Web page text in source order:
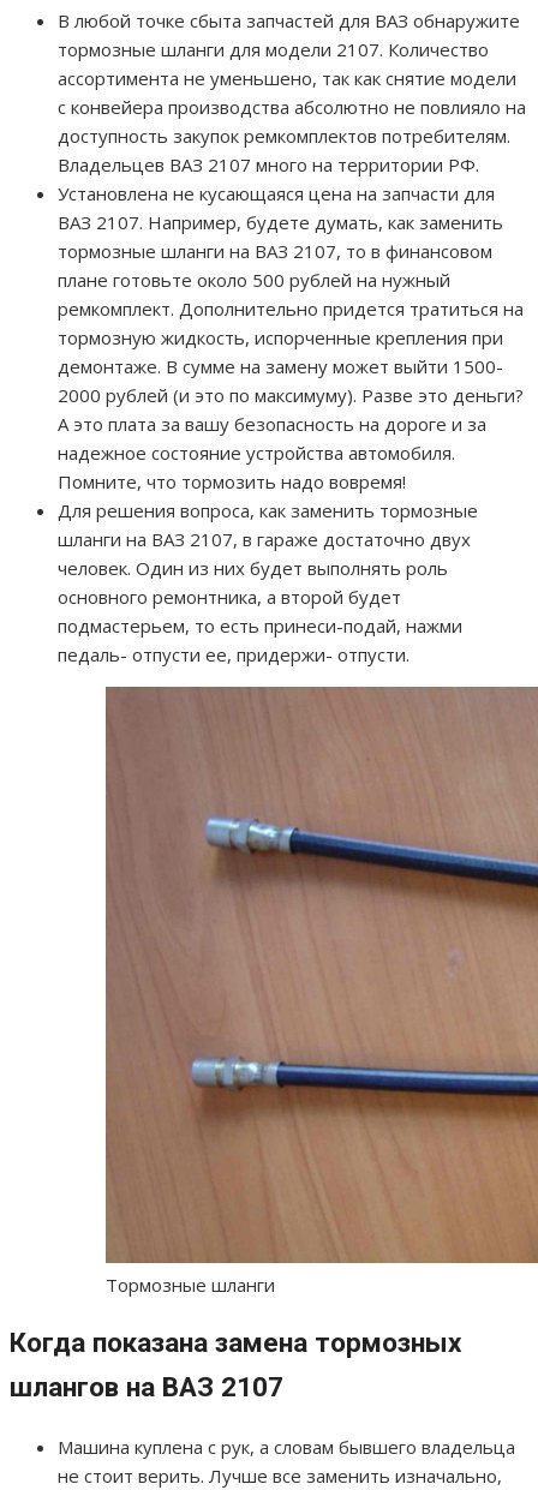
В любой точке сбыта запчастей для ВАЗ обнаружите
тормозные шланги для модели 2107. Количество
ассортимента не уменьшено, так как снятие модели
с конвейера производства абсолютно не повлияло на
доступность закупок ремкомплектов потребителям.
Владельцев ВАЗ 2107 много на территории РФ.
Установлена не кусающаяся цена на запчасти для
ВАЗ 2107. Например, будете думать, как заменить
тормозные шланги на ВАЗ 2107, то в финансовом
плане готовьте около 500 рублей на нужный
ремкомплект. Дополнительно придется тратиться на
тормозную жидкость, испорченные крепления при
демонтаже. В сумме на замену может выйти 1500-
2000 рублей (и это по максимуму). Разве это деньги?
А это плата за вашу безопасность на дороге и за
надежное состояние устройства автомобиля.
Помните, что тормозить надо вовремя!
Для решения вопроса, как заменить тормозные
шланги на ВАЗ 2107, в гараже достаточно двух
человек. Один из них будет выполнять роль
основного ремонтника, а второй будет
подмастерьем, то есть принеси-подай, нажми
педаль- отпусти ее, придержи- отпусти.
Тормозные шланги
Когда показана замена тормозных
шлангов на ВАЗ 2107
Машина куплена с рук, а словам бывшего владельца
не стоит верить. Лучше все заменить изначально,